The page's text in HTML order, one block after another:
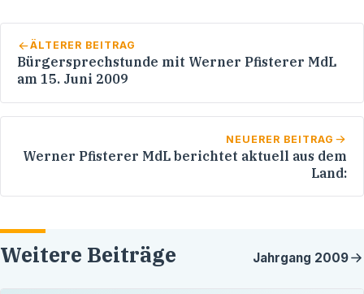
ÄLTERER BEITRAG
Bürgersprechstunde mit Werner Pfisterer MdL
am 15. Juni 2009
NEUERER BEITRAG
Werner Pfisterer MdL berichtet aktuell aus dem
Land:
Weitere Beiträge Jahrgang 2009